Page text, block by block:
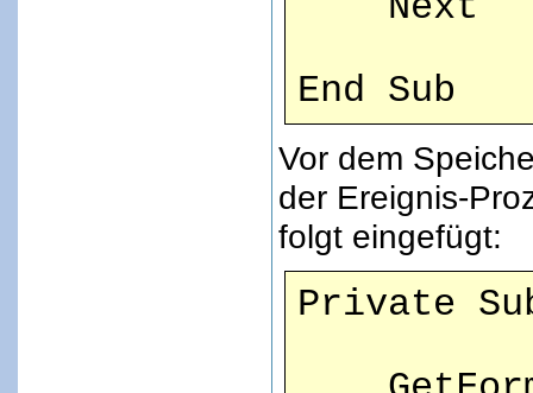
End Sub
Vor dem
der Ereignis-
folgt eingefügt:
Private